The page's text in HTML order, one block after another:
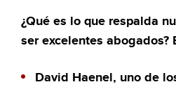
¿Qué es lo que respalda
ser excelentes abogados?
David Haenel, uno de